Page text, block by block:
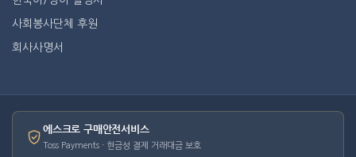
사회봉사단체 후원
회사사명서
에스크로 구매안전서비스
Toss Payments · 현금성 결제 거래대금 보호